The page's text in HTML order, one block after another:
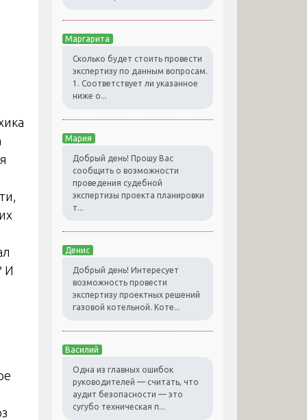
И
Маргарита
Сколько будет стоить провести
экспертизу по данным вопросам.
1. Соответствует ли указанное
ниже о...
Мария
Добрый день! Прошу Вас
сообщить о возможности
проведения судебной
экспертизы проекта планировки
т...
Денис
Добрый день! Интересует
возможность провести
экспертизу проектных решений
газовой котельной. Коте...
Василий
Одна из главных ошибок
руководителей — считать, что
аудит безопасности — это
сугубо техническая п...